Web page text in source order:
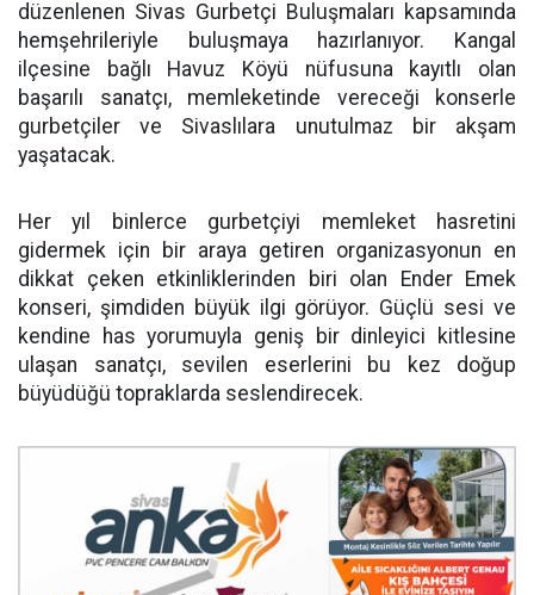
düzenlenen Sivas Gurbetçi Buluşmaları kapsamında
hemşehrileriyle buluşmaya hazırlanıyor. Kangal
ilçesine bağlı Havuz Köyü nüfusuna kayıtlı olan
başarılı sanatçı, memleketinde vereceği konserle
gurbetçiler ve Sivaslılara unutulmaz bir akşam
yaşatacak.
Her yıl binlerce gurbetçiyi memleket hasretini
gidermek için bir araya getiren organizasyonun en
dikkat çeken etkinliklerinden biri olan Ender Emek
konseri, şimdiden büyük ilgi görüyor. Güçlü sesi ve
kendine has yorumuyla geniş bir dinleyici kitlesine
ulaşan sanatçı, sevilen eserlerini bu kez doğup
büyüdüğü topraklarda seslendirecek.